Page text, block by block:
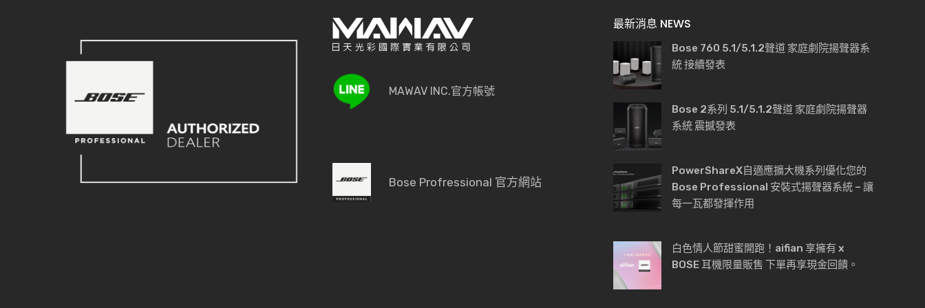
MAWAV INC.官方帳號
Bose Profressional 官方網站
最新消息 NEWS
Bose 760 5.1/5.1.2聲道 家庭劇院揚聲器系
統 接續發表
Bose 2系列 5.1/5.1.2聲道 家庭劇院揚聲器
系統 震撼發表
PowerShareX自適應擴大機系列優化您的
Bose Professional 安裝式揚聲器系統 – 讓
每一瓦都發揮作用
白色情人節甜蜜開跑！aifian 享擁有 x
BOSE 耳機限量販售 下單再享現金回饋。